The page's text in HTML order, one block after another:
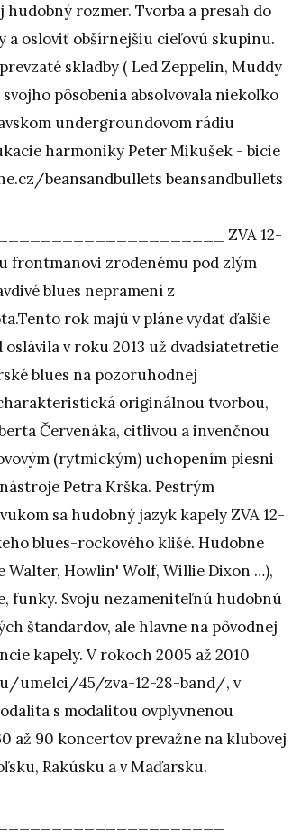
rozmer. Tvorba a presah do
a osloviť obšírnejšiu cieľovú skupinu.
skladby ( Led Zeppelin, Muddy
pôsobenia absolvovala niekoľko
undergroundovom rádiu
harmoniky Peter Mikušek - bicie
beansandbullets beansandbullets
ZVA 12-
frontmanovi zrodenému pod zlým
blues nepramení z
rok majú v pláne vydať ďalšie
oslávila v roku 2013 už dvadsiatetretie
blues na pozoruhodnej
originálnou tvorbou,
Červenáka, citlivou a invenčnou
(rytmickým) uchopením piesni
Petra Krška. Pestrým
sa hudobný jazyk kapely ZVA 12-
blues-rockového klišé. Hudobne
Walter, Howlin' Wolf, Willie Dixon …),
funky. Svoju nezameniteľnú hudobnú
štandardov, ale hlavne na pôvodnej
kapely. V rokoch 2005 až 2010
umelci/45/zva-12-28-band/, v
s modalitou ovplyvnenou
až 90 koncertov prevažne na klubovej
Rakúsku a v Maďarsku.